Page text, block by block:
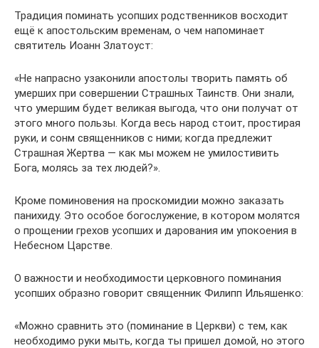
Традиция поминать усопших родственников восходит
ещё к апостольским временам, о чем напоминает
святитель Иоанн Златоуст:
«Не напрасно узаконили апостолы творить память об
умерших при совершении Страшных Таинств. Они знали,
что умершим будет великая выгода, что они получат от
этого много пользы. Когда весь народ стоит, простирая
руки, и сонм священников с ними; когда предлежит
Страшная Жертва — как мы можем не умилостивить
Бога, молясь за тех людей?».
Кроме поминовения на проскомидии можно заказать
панихиду. Это особое богослужение, в котором молятся
о прощении грехов усопших и дарования им упокоения в
Небесном Царстве.
О важности и необходимости церковного поминания
усопших образно говорит священник Филипп Ильяшенко:
«Можно сравнить это (поминание в Церкви) с тем, как
необходимо руки мыть, когда ты пришел домой, но этого